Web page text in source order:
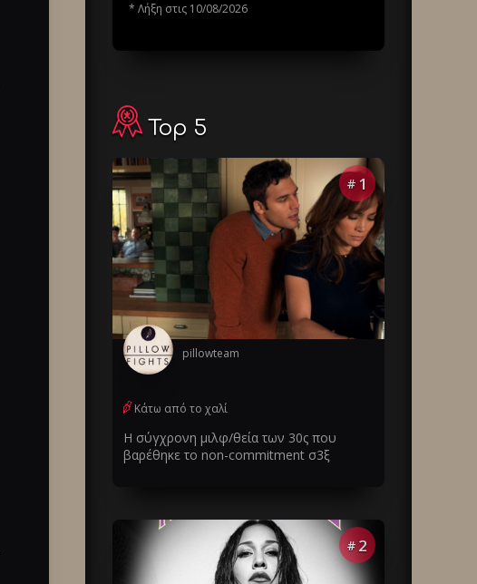
* Λήξη στις 10/08/2026
Top 5
# 1
pillowteam
Κάτω από το χαλί
Η σύγχρονη μιλφ/θεία των 30ς που
βαρέθηκε το non-commitment σ3ξ
# 2